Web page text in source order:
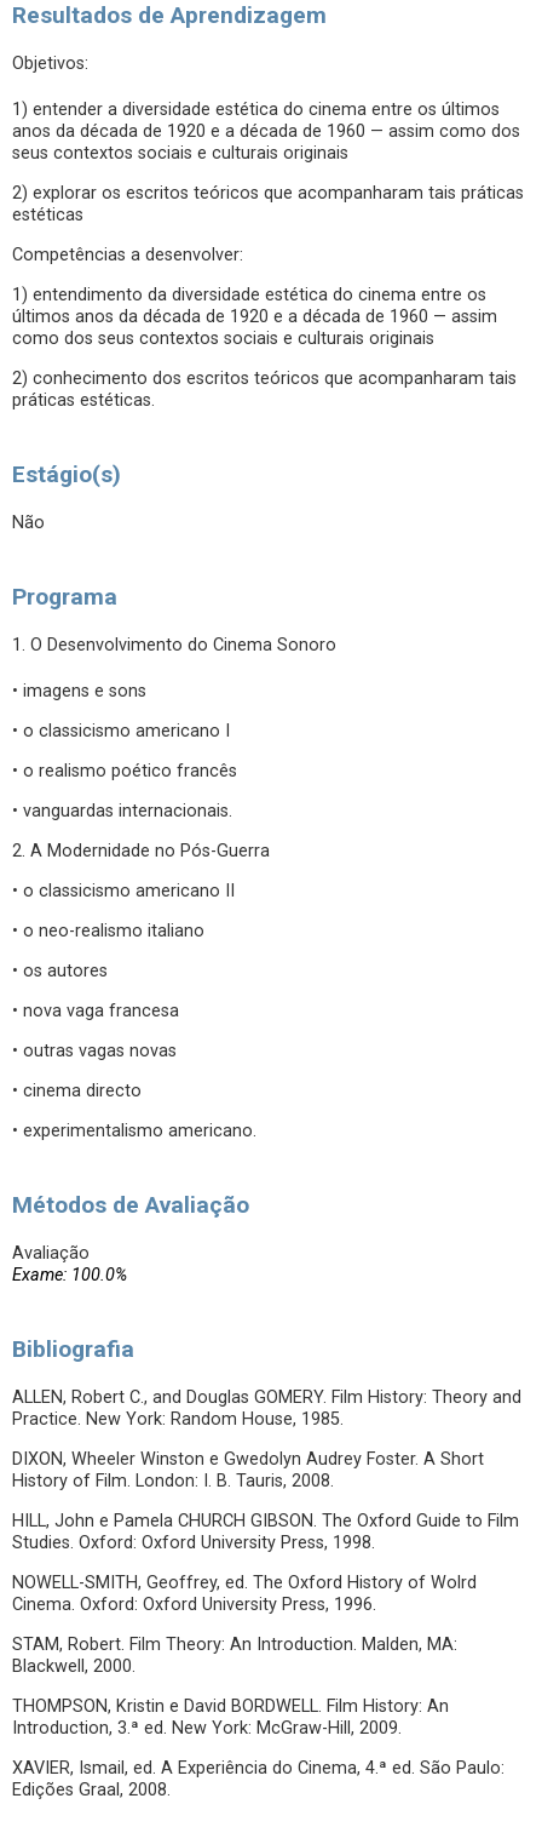
Resultados de Aprendizagem
Objetivos:
1) entender a diversidade estética do cinema entre os últimos
anos da década de 1920 e a década de 1960 — assim como dos
seus contextos sociais e culturais originais
2) explorar os escritos teóricos que acompanharam tais práticas
estéticas
Competências a desenvolver:
1) entendimento da diversidade estética do cinema entre os
últimos anos da década de 1920 e a década de 1960 — assim
como dos seus contextos sociais e culturais originais
2) conhecimento dos escritos teóricos que acompanharam tais
práticas estéticas.
Estágio(s)
Não
Programa
1. O Desenvolvimento do Cinema Sonoro
• imagens e sons
• o classicismo americano I
• o realismo poético francês
• vanguardas internacionais.
2. A Modernidade no Pós-Guerra
• o classicismo americano II
• o neo-realismo italiano
• os autores
• nova vaga francesa
• outras vagas novas
• cinema directo
• experimentalismo americano.
Métodos de Avaliação
Avaliação
Exame: 100.0%
Bibliografia
ALLEN, Robert C., and Douglas GOMERY. Film History: Theory and
Practice. New York: Random House, 1985.
DIXON, Wheeler Winston e Gwedolyn Audrey Foster. A Short
History of Film. London: I. B. Tauris, 2008.
HILL, John e Pamela CHURCH GIBSON. The Oxford Guide to Film
Studies. Oxford: Oxford University Press, 1998.
NOWELL-SMITH, Geoffrey, ed. The Oxford History of Wolrd
Cinema. Oxford: Oxford University Press, 1996.
STAM, Robert. Film Theory: An Introduction. Malden, MA:
Blackwell, 2000.
THOMPSON, Kristin e David BORDWELL. Film History: An
Introduction, 3.ª ed. New York: McGraw-Hill, 2009.
XAVIER, Ismail, ed. A Experiência do Cinema, 4.ª ed. São Paulo:
Edições Graal, 2008.